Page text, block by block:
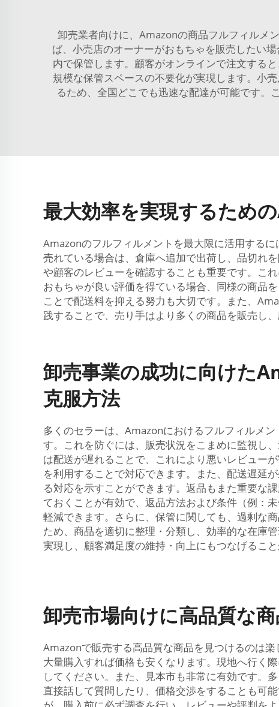
卸売業者向けに、Amazonの商品フルフィルメ
ば、小売店のオーナーがおもちゃを販売したい
内で保管します。顧客がオンラインで注文する
規模な保管スペースの不要化が実現します。小
るため、全国どこでも迅速な配達が可能です。
最大効率を実現するため
Amazonのフルフィルメントを最大限に活用する
売れている場合は、倉庫へ追加で出荷し、品切れ
や顧客のレビューを確認することも重要です。こ
おもちゃが良い評価を得ている場合、同様の商品
ことで配送料を抑える努力も大切です。また、
践することで、売り手はより多くの商品を販売し
卸売事業の成功に向けた
克服方法
多くのセラーは、Amazonにおけるフルフィルメ
す。これを防ぐには、販売状況をこまめに監視し
は配送が遅れることで、これにより悪いレビュー
を利用することで対応できます。また、配送遅延
る対応を示すことができます。返品もまた重要な
ておくことが有効で、返品方法および条件（例：
軽減できます。さらに、保管に関しても、過剰な
ため、商品を適切に整理・分類し、効率的な在庫
実現し、顧客満足度の維持・向上にもつなげること
卸売市場向けに高品質な
Amazonで販売する高品質な商品を見つけるのは
大量購入すれば価格も安くなります。現地へ行く
してください。また、見本市も非常に有効です。
直接話して質問したり、価格交渉をすることも可